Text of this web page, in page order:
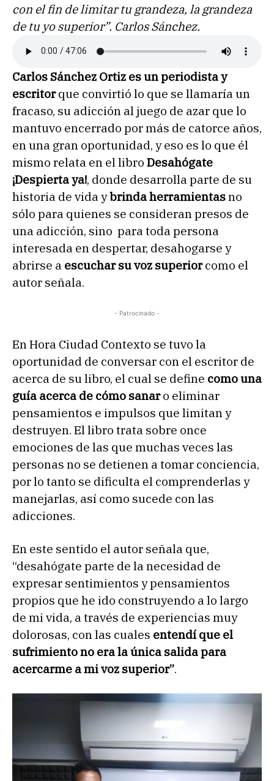
con el fin de limitar tu grandeza, la grandeza
de tu yo superior”. Carlos Sánchez.
Carlos Sánchez Ortiz es un periodista y
escritorque convirtió lo que se llamaría un
fracaso, su adicción al juego de azar que lo
mantuvo encerrado por más de catorce años,
en una gran oportunidad, y eso es lo que él
mismo relata en el libro Desahógate
¡Despierta ya!, donde desarrolla parte de su
historia de vida ybrinda herramientasno
sólo para quienes se consideran presos de
una adicción, sino para toda persona
interesada en despertar, desahogarse y
abrirse a escuchar su voz superiorcomo el
autor señala.
- Patrocinado -
En Hora Ciudad Contexto se tuvo la
oportunidad de conversar con el escritor de
acerca de su libro, el cual se define como una
guía acerca de cómo sanaro eliminar
pensamientos e impulsos que limitan y
destruyen. El libro trata sobre once
emociones de las que muchas veces las
personas no se detienen a tomar conciencia,
por lo tanto se dificulta el comprenderlas y
manejarlas, así como sucede con las
adicciones.
En este sentido el autor señala que,
“desahógate parte de la necesidad de
expresar sentimientos y pensamientos
propios que he ido construyendo a lo largo
de mi vida, a través de experiencias muy
dolorosas, con las cuales entendí que el
sufrimiento no era la única salida para
acercarme a mi voz superior”.